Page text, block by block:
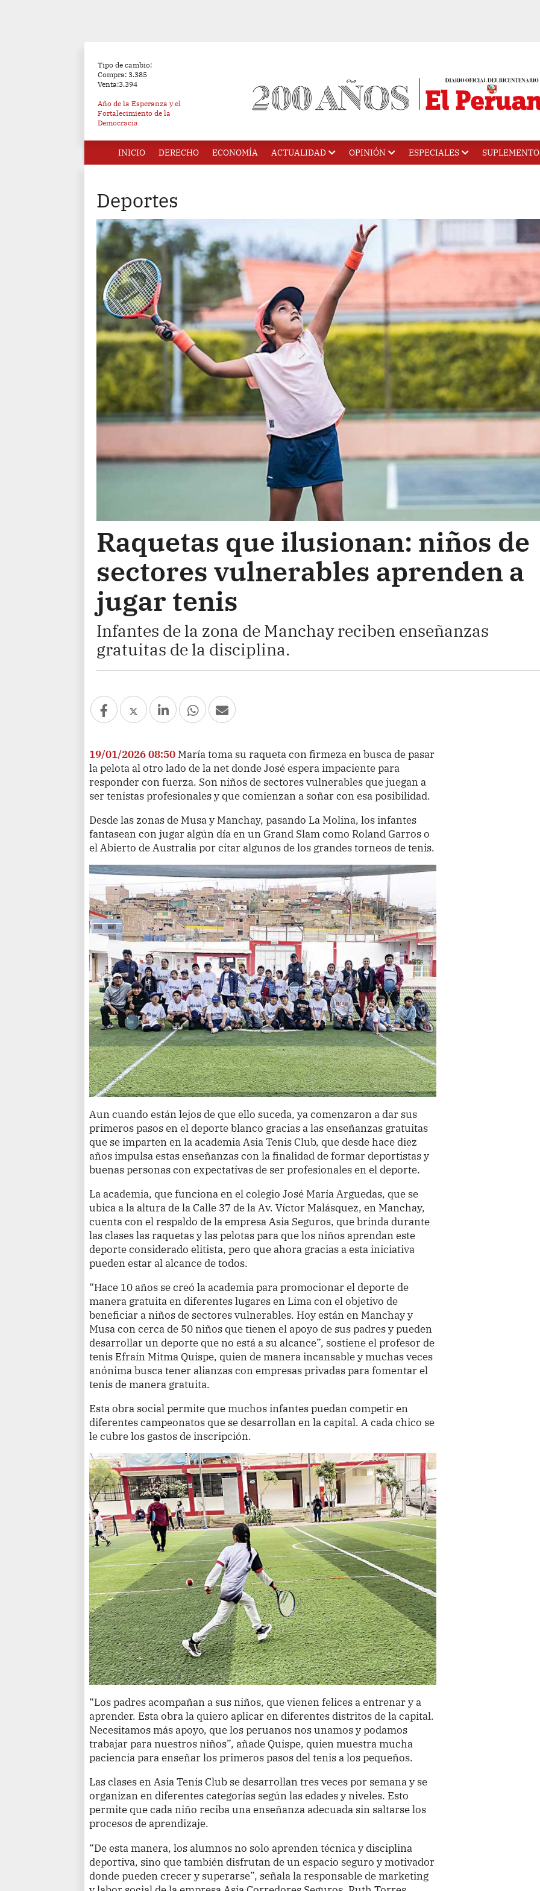
Tipo de cambio:
Compra: 3.385
Venta:3.394
Año de la Esperanza y el
Fortalecimiento de la
Democracia
INICIO DERECHO ECONOMÍA ACTUALIDAD OPINIÓN ESPECIALES
Deportes
Raquetas que ilusionan: niños de
sectores vulnerables aprenden a
jugar tenis
Infantes de la zona de Manchay reciben enseñanzas
gratuitas de la disciplina.
19/01/2026 08:50 María toma su raqueta con firmeza en busca de pasar
la pelota al otro lado de la net donde José espera impaciente para
responder con fuerza. Son niños de sectores vulnerables que juegan a
ser tenistas profesionales y que comienzan a soñar con esa posibilidad.
Desde las zonas de Musa y Manchay, pasando La Molina, los infantes
fantasean con jugar algún día en un Grand Slam como Roland Garros o
el Abierto de Australia por citar algunos de los grandes torneos de tenis.
Aun cuando están lejos de que ello suceda, ya comenzaron a dar sus
primeros pasos en el deporte blanco gracias a las enseñanzas gratuitas
que se imparten en la academia Asia Tenis Club, que desde hace diez
años impulsa estas enseñanzas con la finalidad de formar deportistas y
buenas personas con expectativas de ser profesionales en el deporte.
La academia, que funciona en el colegio José María Arguedas, que se
ubica a la altura de la Calle 37 de la Av. Víctor Malásquez, en Manchay,
cuenta con el respaldo de la empresa Asia Seguros, que brinda durante
las clases las raquetas y las pelotas para que los niños aprendan este
deporte considerado elitista, pero que ahora gracias a esta iniciativa
pueden estar al alcance de todos.
“Hace 10 años se creó la academia para promocionar el deporte de
manera gratuita en diferentes lugares en Lima con el objetivo de
beneficiar a niños de sectores vulnerables. Hoy están en Manchay y
Musa con cerca de 50 niños que tienen el apoyo de sus padres y pueden
desarrollar un deporte que no está a su alcance”, sostiene el profesor de
tenis Efraín Mitma Quispe, quien de manera incansable y muchas veces
anónima busca tener alianzas con empresas privadas para fomentar el
tenis de manera gratuita.
Esta obra social permite que muchos infantes puedan competir en
diferentes campeonatos que se desarrollan en la capital. A cada chico se
le cubre los gastos de inscripción.
“Los padres acompañan a sus niños, que vienen felices a entrenar y a
aprender. Esta obra la quiero aplicar en diferentes distritos de la capital.
Necesitamos más apoyo, que los peruanos nos unamos y podamos
trabajar para nuestros niños”, añade Quispe, quien muestra mucha
paciencia para enseñar los primeros pasos del tenis a los pequeños.
Las clases en Asia Tenis Club se desarrollan tres veces por semana y se
organizan en diferentes categorías según las edades y niveles. Esto
permite que cada niño reciba una enseñanza adecuada sin saltarse los
procesos de aprendizaje.
“De esta manera, los alumnos no solo aprenden técnica y disciplina
deportiva, sino que también disfrutan de un espacio seguro y motivador
donde pueden crecer y superarse”, señala la responsable de marketing